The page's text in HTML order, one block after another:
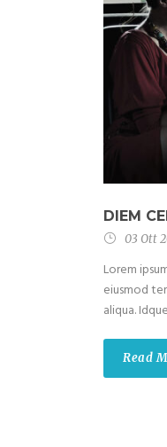
DIEM
03 Ott
Lorem
eiusmod
aliqua.
Read